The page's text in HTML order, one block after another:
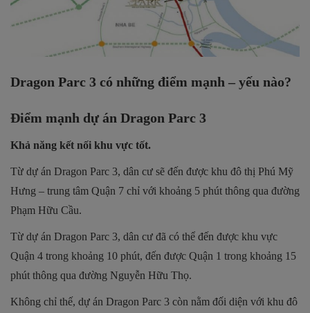
Dragon Parc 3 có những điểm mạnh – yếu nào?
Điểm mạnh dự án Dragon Parc 3
Khả năng kết nối khu vực tốt.
Từ dự án Dragon Parc 3, dân cư sẽ đến được khu đô thị Phú Mỹ
Hưng – trung tâm Quận 7 chỉ với khoảng 5 phút thông qua đường
Phạm Hữu Cầu.
Từ dự án Dragon Parc 3, dân cư đã có thể đến được khu vực
Quận 4 trong khoảng 10 phút, đến được Quận 1 trong khoảng 15
phút thông qua đường Nguyễn Hữu Thọ.
Không chỉ thế, dự án Dragon Parc 3 còn nằm đối diện với khu đô